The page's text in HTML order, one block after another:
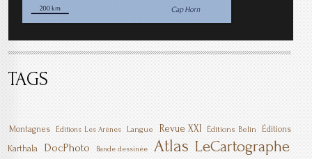
TAGS
Montagnes Éditions Les Arènes Langue Revue XXI Éditions Belin
Éditions
Karthala
DocPhoto Bande dessinée Atlas LeCartographe